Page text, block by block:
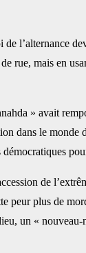
l’alternance
rue, mais en
» avait
dans le
de
plus de
un «